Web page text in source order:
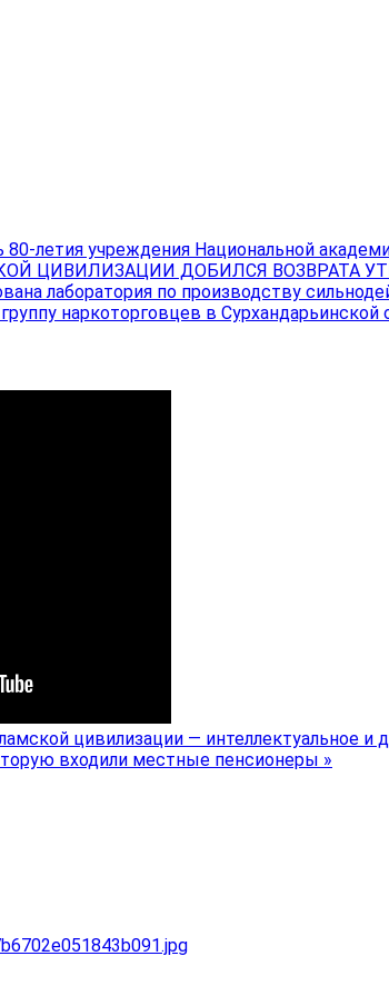
летия учреждения Национальной
ЦИВИЛИЗАЦИИ ДОБИЛСЯ ВОЗВРАТА
лаборатория по производству
наркоторговцев в
цивилизации — интеллектуальное и
входили местные пенсионеры »